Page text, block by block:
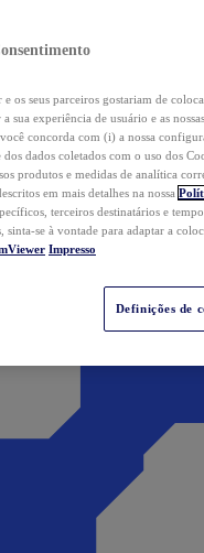
e os seus parceiros gostariam de
a sua experiência de usuário e as
concorda com (i) a nossa
dos dados coletados com o uso dos
produtos e medidas de analítica
em mais detalhes na nossa
terceiros destinatários e
sinta-se à vontade para adaptar a
Impresso
Definições de